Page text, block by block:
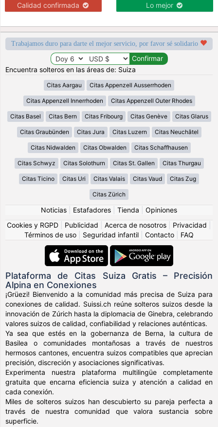
Calidad confirmada Lo mejor
Trabajamos duro para darte el mejor servicio, por favor sé solidario
Encuentra solteros en las áreas de: Suiza
Citas Aargau Citas Appenzell Ausserrhoden
Citas Appenzell Innerrhoden Citas Appenzell Outer Rhodes
Citas Basel Citas Bern Citas Fribourg Citas Genève Citas Glarus
Citas Graubünden Citas Jura Citas Luzern Citas Neuchâtel
Citas Nidwalden Citas Obwalden Citas Schaffhausen
Citas Schwyz Citas Solothurn Citas St. Gallen Citas Thurgau
Citas Ticino Citas Uri Citas Valais Citas Vaud Citas Zug
Citas Zürich
Noticias Estafadores Tienda
Opiniones
Cookies y RGPD
Publicidad Acerca de nosotros Privacidad
Términos de uso
Seguridad infantil Contacto FAQ
Plataforma de Citas Suiza Gratis – Precisión
Alpina en Conexiones
¡Grüezi! Bienvenido a la comunidad más precisa de Suiza para
conexiones de calidad. Suissi.ch reúne solteros suizos desde la
innovación de Zúrich hasta la diplomacia de Ginebra, celebrando
valores suizos de calidad, confiabilidad y relaciones auténticas.
Ya sea que estés en la gobernanza de Berna, la cultura de
Basilea o comunidades montañosas a través de nuestros
hermosos cantones, encuentra suizos compatibles que aprecian
precisión, discreción y asociaciones significativas.
Experimenta nuestra plataforma multilingüe completamente
gratuita que encarna eficiencia suiza y atención a calidad en
cada conexión.
Miles de solteros suizos han descubierto su pareja perfecta a
través de nuestra comunidad que valora sustancia sobre
superficie.